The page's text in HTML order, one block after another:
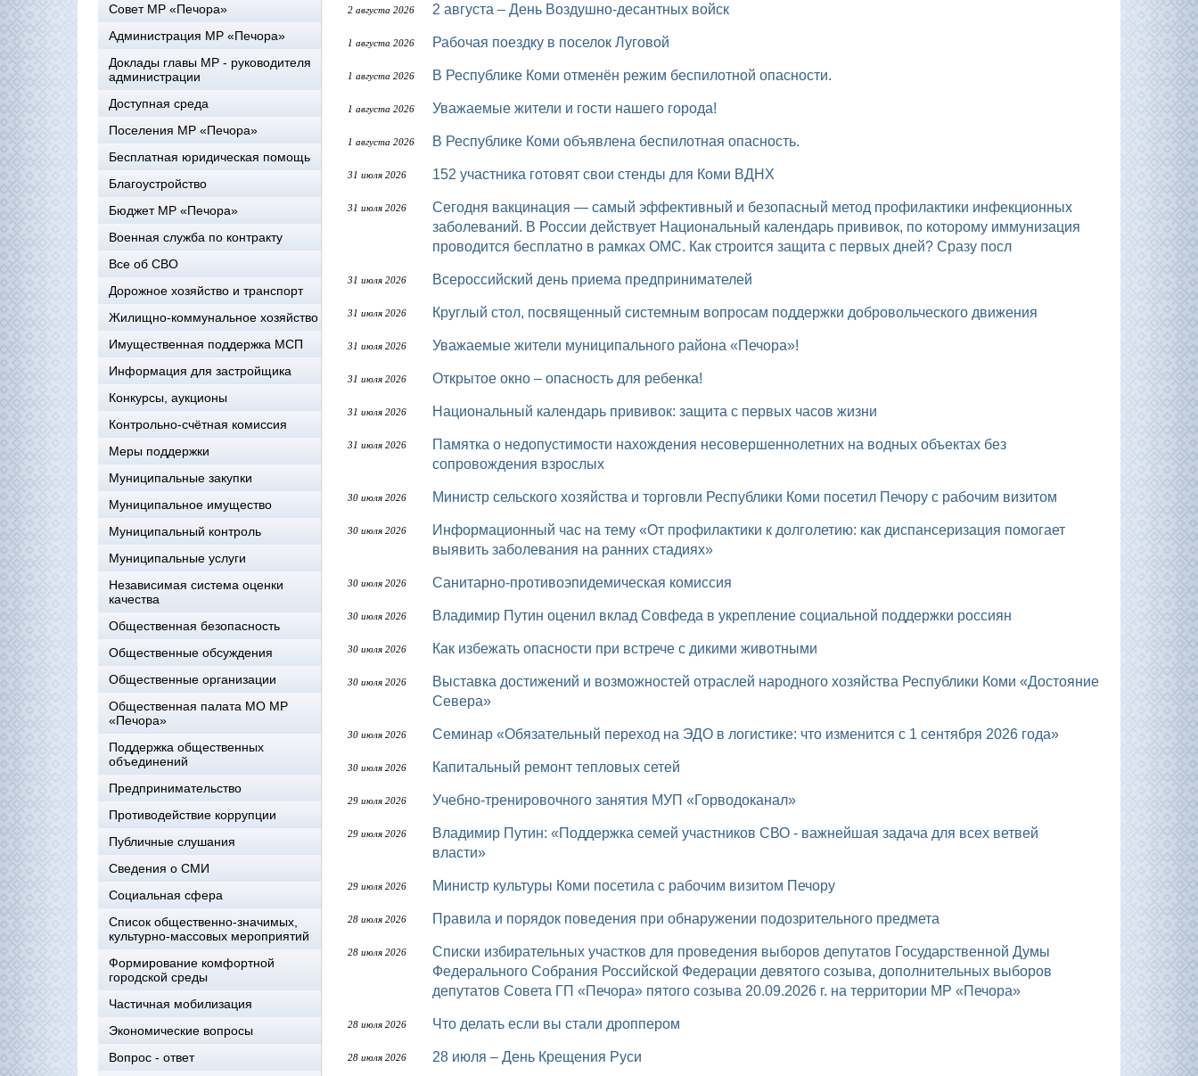
Совет МР «Печора»
Администрация МР «Печора»
Доклады главы МР - руководителя
администрации
Доступная среда
Поселения МР «Печора»
Бесплатная юридическая помощь
Благоустройство
Бюджет МР «Печора»
Военная служба по контракту
Все об СВО
Дорожное хозяйство и транспорт
Жилищно-коммунальное хозяйство
Имущественная поддержка МСП
Информация для застройщика
Конкурсы, аукционы
Контрольно-счётная комиссия
Меры поддержки
Муниципальные закупки
Муниципальное имущество
Муниципальный контроль
Муниципальные услуги
Независимая система оценки
качества
Общественная безопасность
Общественные обсуждения
Общественные организации
Общественная палата МО МР
«Печора»
Поддержка общественных
объединений
Предпринимательство
Противодействие коррупции
Публичные слушания
Сведения о СМИ
Социальная сфера
Список общественно-значимых,
культурно-массовых мероприятий
Формирование комфортной
городской среды
Частичная мобилизация
Экономические вопросы
Вопрос - ответ
2 августа 2026 2 августа – День Воздушно-десантных войск
1 августа 2026 Рабочая поездку в поселок Луговой
1 августа 2026 В Республике Коми отменён режим беспилотной опасности.
1 августа 2026 Уважаемые жители и гости нашего города!
1 августа 2026 В Республике Коми объявлена беспилотная опасность.
31 июля 2026 152 участника готовят свои стенды для Коми ВДНХ
31 июля 2026
Сегодня вакцинация — самый эффективный и безопасный метод профилактики инфекционных
заболеваний. В России действует Национальный календарь прививок, по которому иммунизация
проводится бесплатно в рамках ОМС. Как строится защита с первых дней? Сразу посл
31 июля 2026 Всероссийский день приема предпринимателей
31 июля 2026 Круглый стол, посвященный системным вопросам поддержки добровольческого движения
31 июля 2026 Уважаемые жители муниципального района «Печора»!
31 июля 2026 Открытое окно – опасность для ребенка!
31 июля 2026 Национальный календарь прививок: защита с первых часов жизни
31 июля 2026
Памятка о недопустимости нахождения несовершеннолетних на водных объектах без
сопровождения взрослых
30 июля 2026 Министр сельского хозяйства и торговли Республики Коми посетил Печору с рабочим визитом
30 июля 2026
Информационный час на тему «От профилактики к долголетию: как диспансеризация помогает
выявить заболевания на ранних стадиях»
30 июля 2026 Санитарно-противоэпидемическая комиссия
30 июля 2026 Владимир Путин оценил вклад Совфеда в укрепление социальной поддержки россиян
30 июля 2026 Как избежать опасности при встрече с дикими животными
30 июля 2026
Выставка достижений и возможностей отраслей народного хозяйства Республики Коми «Достояние
Севера»
30 июля 2026 Семинар «Обязательный переход на ЭДО в логистике: что изменится с 1 сентября 2026 года»
30 июля 2026 Капитальный ремонт тепловых сетей
29 июля 2026 Учебно-тренировочного занятия МУП «Горводоканал»
29 июля 2026
Владимир Путин: «Поддержка семей участников СВО - важнейшая задача для всех ветвей
власти»
29 июля 2026 Министр культуры Коми посетила с рабочим визитом Печору
28 июля 2026 Правила и порядок поведения при обнаружении подозрительного предмета
28 июля 2026
Списки избирательных участков для проведения выборов депутатов Государственной Думы
Федерального Собрания Российской Федерации девятого созыва, дополнительных выборов
депутатов Совета ГП «Печора» пятого созыва 20.09.2026 г. на территории МР «Печора»
28 июля 2026 Что делать если вы стали дроппером
28 июля 2026 28 июля – День Крещения Руси